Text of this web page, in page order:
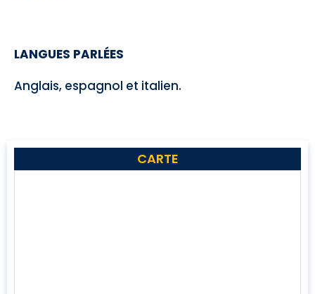
LANGUES PARLÉES
Anglais, espagnol et italien.
CARTE